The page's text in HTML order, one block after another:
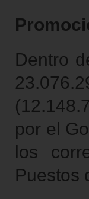
Dentro
por el
los
Puestos